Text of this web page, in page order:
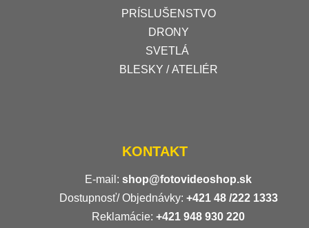
PRÍSLUŠENSTVO
DRONY
SVETLÁ
BLESKY / ATELIÉR
KONTAKT
E-mail: shop@fotovideoshop.sk
Dostupnosť/ Objednávky: +421 48 /222 1333
Reklamácie: +421 948 930 220